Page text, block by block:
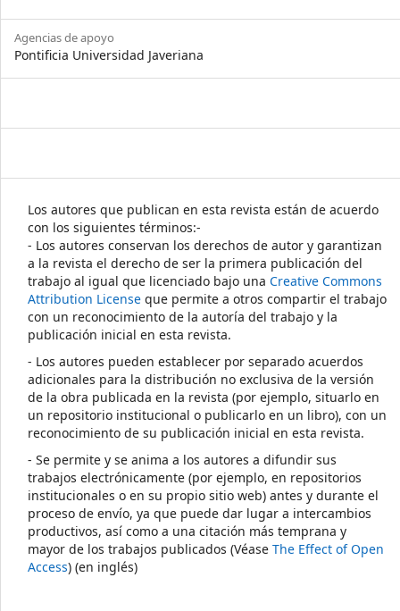
Agencias de apoyo
Pontificia Universidad Javeriana
Los autores que publican en esta revista están de acuerdo
con los siguientes términos:-
- Los autores conservan los derechos de autor y garantizan
a la revista el derecho de ser la primera publicación del
trabajo al igual que licenciado bajo una Creative Commons
Attribution License que permite a otros compartir el trabajo
con un reconocimiento de la autoría del trabajo y la
publicación inicial en esta revista.
- Los autores pueden establecer por separado acuerdos
adicionales para la distribución no exclusiva de la versión
de la obra publicada en la revista (por ejemplo, situarlo en
un repositorio institucional o publicarlo en un libro), con un
reconocimiento de su publicación inicial en esta revista.
- Se permite y se anima a los autores a difundir sus
trabajos electrónicamente (por ejemplo, en repositorios
institucionales o en su propio sitio web) antes y durante el
proceso de envío, ya que puede dar lugar a intercambios
productivos, así como a una citación más temprana y
mayor de los trabajos publicados (Véase The Effect of Open
Access) (en inglés)